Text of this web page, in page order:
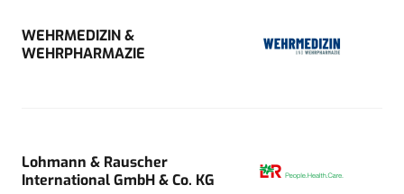
WEHRMEDIZIN &
WEHRPHARMAZIE
Lohmann & Rauscher
International GmbH & Co. KG